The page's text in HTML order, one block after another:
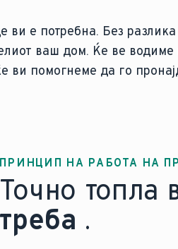
ви е потребна. Без
ваш дом. Ќе ве водиме
ви помогнеме да го
ПРИНЦИП НА РАБОТА НА
Точно топла
треба .